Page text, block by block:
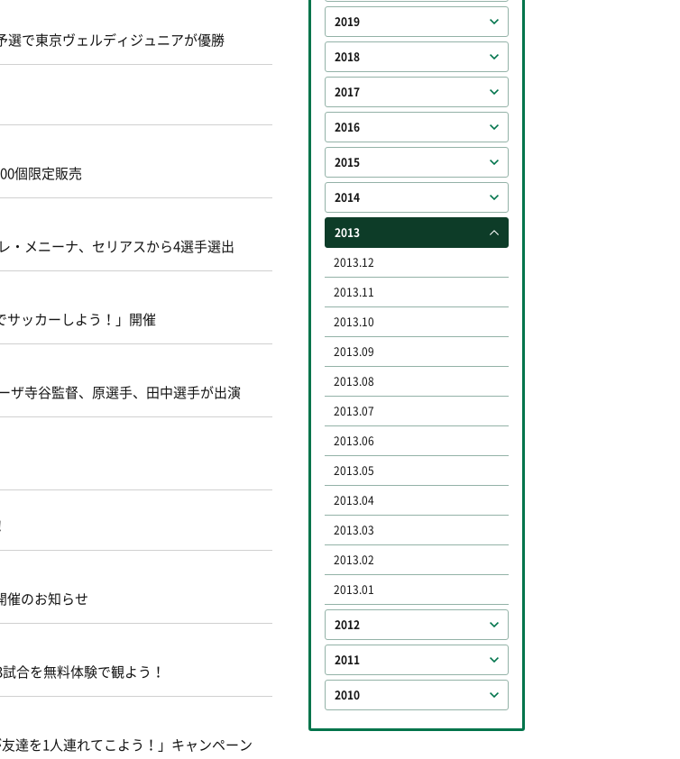
選で東京ヴェルディジュニアが優勝
個限定販売
・メニーナ、セリアスから4選手選出
ッカーしよう！」開催
ザ寺谷監督、原選手、田中選手が出演
催のお知らせ
合を無料体験で観よう！
達を1人連れてこよう！」キャンペーン
2019
2018
2017
2016
2015
2014
2013
2013.12
2013.11
2013.10
2013.09
2013.08
2013.07
2013.06
2013.05
2013.04
2013.03
2013.02
2013.01
2012
2011
2010